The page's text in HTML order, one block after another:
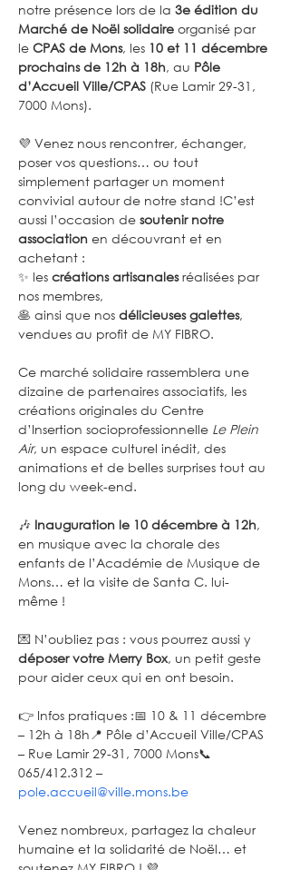
notre présence lors de la 3e édition du
Marché de Noël solidaire organisé par
le CPAS de Mons, les 10 et 11 décembre
prochains de 12h à 18h, au Pôle
d’Accueil Ville/CPAS (Rue Lamir 29-31,
7000 Mons).
💜 Venez nous rencontrer, échanger,
poser vos questions… ou tout
simplement partager un moment
convivial autour de notre stand !C’est
aussi l’occasion de soutenir notre
association en découvrant et en
achetant :
✨ les créations artisanales réalisées par
nos membres,
🥞 ainsi que nos délicieuses galettes,
vendues au profit de MY FIBRO.
Ce marché solidaire rassemblera une
dizaine de partenaires associatifs, les
créations originales du Centre
d’Insertion socioprofessionnelle Le Plein
Air, un espace culturel inédit, des
animations et de belles surprises tout au
long du week-end.
🎶 Inauguration le 10 décembre à 12h,
en musique avec la chorale des
enfants de l’Académie de Musique de
Mons… et la visite de Santa C. lui-
même !
💌 N’oubliez pas : vous pourrez aussi y
déposer votre Merry Box, un petit geste
pour aider ceux qui en ont besoin.
👉 Infos pratiques :📅 10 & 11 décembre
– 12h à 18h📍 Pôle d’Accueil Ville/CPAS
– Rue Lamir 29-31, 7000 Mons📞
065/412.312 –
pole.accueil@ville.mons.be
Venez nombreux, partagez la chaleur
humaine et la solidarité de Noël… et